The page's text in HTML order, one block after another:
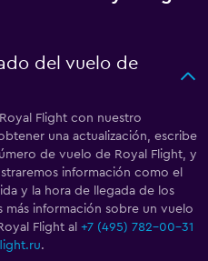
del vuelo de
Flight con nuestro
una actualización, escribe
de vuelo de Royal Flight, y
información como el
y la hora de llegada de los
más información sobre un vuelo
Flight al +7 (495) 782-00-31
.